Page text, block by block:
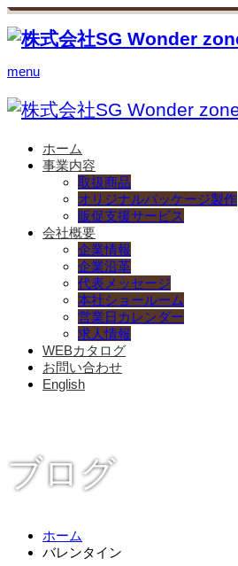
menu
ホーム
事業内容
取扱商品
オリジナルパッケージ製作
販促支援サービス
会社概要
企業情報
企業沿革
代表メッセージ
本社ショールーム
営業日カレンダー
求人情報
WEBカタログ
お問い合わせ
English
ブログ
ホーム
バレンタイン